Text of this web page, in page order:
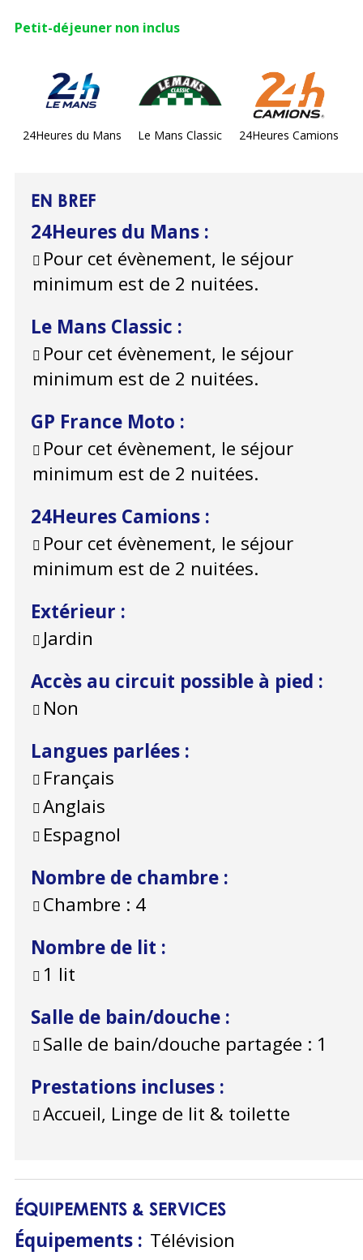
Petit-déjeuner non inclus
24Heures du Mans Le Mans Classic 24Heures Camions
EN BREF
24Heures du Mans :
Pour cet évènement, le séjour
minimum est de 2 nuitées.
Le Mans Classic :
Pour cet évènement, le séjour
minimum est de 2 nuitées.
GP France Moto :
Pour cet évènement, le séjour
minimum est de 2 nuitées.
24Heures Camions :
Pour cet évènement, le séjour
minimum est de 2 nuitées.
Extérieur :
Jardin
Accès au circuit possible à pied :
Non
Langues parlées :
Français
Anglais
Espagnol
Nombre de chambre :
Chambre : 4
Nombre de lit :
1 lit
Salle de bain/douche :
Salle de bain/douche partagée : 1
Prestations incluses :
Accueil, Linge de lit & toilette
ÉQUIPEMENTS & SERVICES
Équipements : Télévision